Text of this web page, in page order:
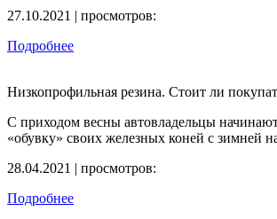
27.10.2021 | просмотров:
Подробнее
Низкопрофильная резина. Стоит ли
С приходом весны автовладельцы
«обувку» своих железных коней с зимней
28.04.2021 | просмотров:
Подробнее